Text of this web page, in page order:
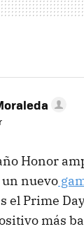
Honor
nuevo
el Prime
más